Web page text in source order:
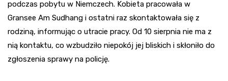
podczas pobytu w Niemczech. Kobieta pracowała w
Gransee Am Sudhang i ostatni raz skontaktowała się z
rodziną, informując o utracie pracy. Od 10 sierpnia nie ma z
nią kontaktu, co wzbudziło niepokój jej bliskich i skłoniło do
zgłoszenia sprawy na policję.